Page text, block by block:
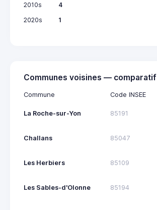
2010s
4
2020s
1
Communes voisines — comparatif
Commune Code INSEE
La Roche-sur-Yon 85191
Challans 85047
Les Herbiers 85109
Les Sables-d'Olonne 85194